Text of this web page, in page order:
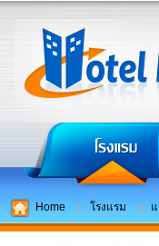
Home โรงแรม